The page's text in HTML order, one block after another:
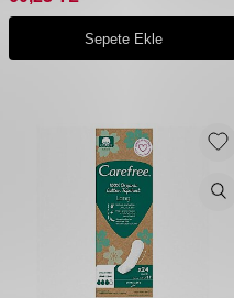
Sepete Ekle